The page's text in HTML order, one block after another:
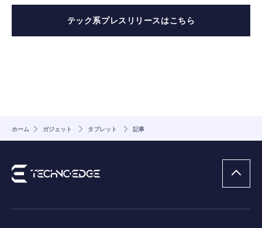
テック系プレスリリースはこちら
ホーム ガジェット タブレット 記事